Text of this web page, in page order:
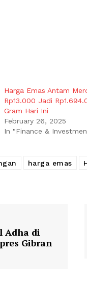
Harga Emas Antam
Rp13.000 Jadi
Gram Hari Ini
February 26, 2025
In "Finance &
harga emas
Adha di
Gibran